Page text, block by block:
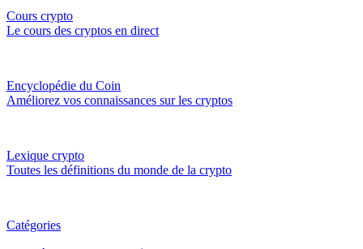
Cours crypto
Le cours des cryptos en direct
Encyclopédie du Coin
Améliorez vos connaissances sur les cryptos
Lexique crypto
Toutes les définitions du monde de la crypto
Catégories